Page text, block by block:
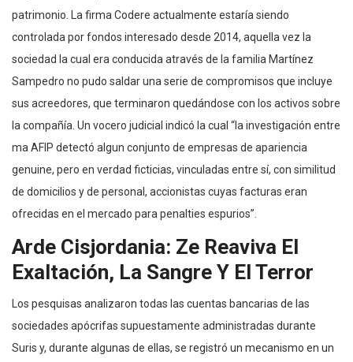
patrimonio. La firma Codere actualmente estaría siendo
controlada por fondos interesado desde 2014, aquella vez la
sociedad la cual era conducida através de la familia Martínez
Sampedro no pudo saldar una serie de compromisos que incluye
sus acreedores, que terminaron quedándose con los activos sobre
la compañía. Un vocero judicial indicó la cual “la investigación entre
ma AFIP detectó algun conjunto de empresas de apariencia
genuine, pero en verdad ficticias, vinculadas entre sí, con similitud
de domicilios y de personal, accionistas cuyas facturas eran
ofrecidas en el mercado para penalties espurios”.
Arde Cisjordania: Ze Reaviva El
Exaltación, La Sangre Y El Terror
Los pesquisas analizaron todas las cuentas bancarias de las
sociedades apócrifas supuestamente administradas durante
Suris y, durante algunas de ellas, se registró un mecanismo en un